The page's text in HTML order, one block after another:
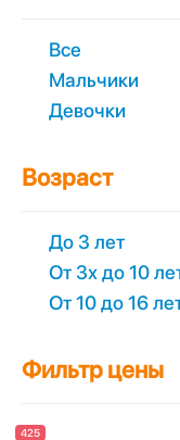
Все
Мальчики
Девочки
Возраст
До 3 лет
От 3х до 10
От 10 до 16
Фильтр цены
425